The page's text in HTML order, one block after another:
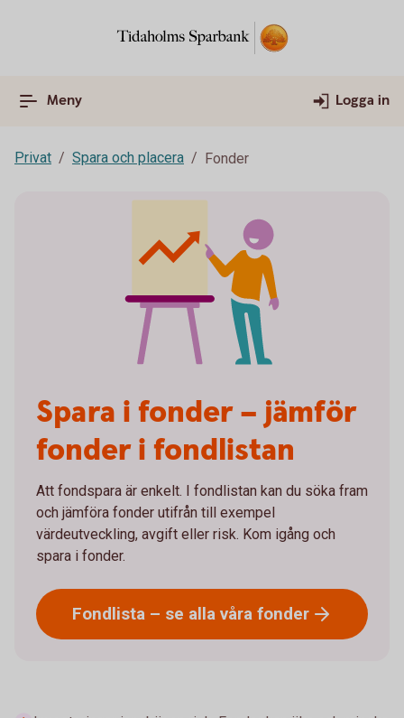
Meny Logga in
Privat Spara och placera Fonder
Spara i fonder – jämför
fonder i fondlistan
Att fondspara är enkelt. I fondlistan kan du söka fram
och jämföra fonder utifrån till exempel
värdeutveckling, avgift eller risk. Kom igång och
spara i fonder.
Fondlista – se alla våra fonder